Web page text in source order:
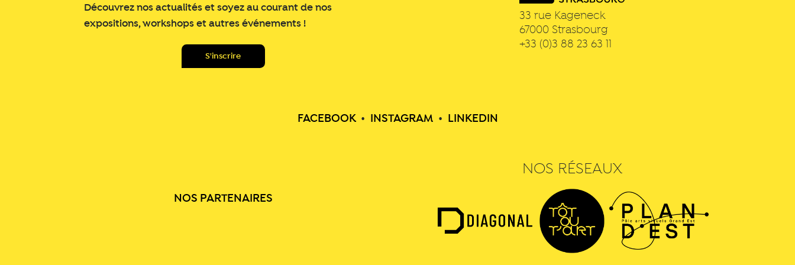
Découvrez nos actualités et soyez au courant de nos
expositions, workshops et autres événements !
33 rue Kageneck
67000 Strasbourg
+33 (0)3 88 23 63 11
FACEBOOK • INSTAGRAM • LINKEDIN
NOS PARTENAIRES
NOS RÉSEAUX